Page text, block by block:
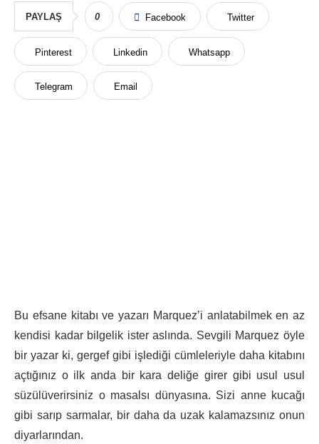
PAYLAŞ 0 Facebook Twitter
Pinterest Linkedin Whatsapp
Telegram Email
Bu efsane kitabı ve yazarı Marquez’i anlatabilmek en az
kendisi kadar bilgelik ister aslında. Sevgili Marquez öyle
bir yazar ki, gergef gibi işlediği cümleleriyle daha kitabını
açtığınız o ilk anda bir kara deliğe girer gibi usul usul
süzülüverirsiniz o masalsı dünyasına. Sizi anne kucağı
gibi sarıp sarmalar, bir daha da uzak kalamazsınız onun
diyarlarından.